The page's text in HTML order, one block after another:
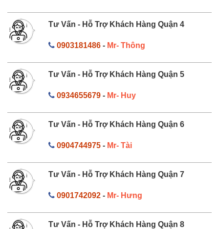
Tư Vấn - Hỗ Trợ Khách Hàng Quận 4
0903181486- Mr- Thông
Tư Vấn - Hỗ Trợ Khách Hàng Quận 5
0934655679- Mr- Huy
Tư Vấn - Hỗ Trợ Khách Hàng Quận 6
0904744975- Mr- Tài
Tư Vấn - Hỗ Trợ Khách Hàng Quận 7
0901742092- Mr- Hưng
Tư Vấn - Hỗ Trợ Khách Hàng Quận 8